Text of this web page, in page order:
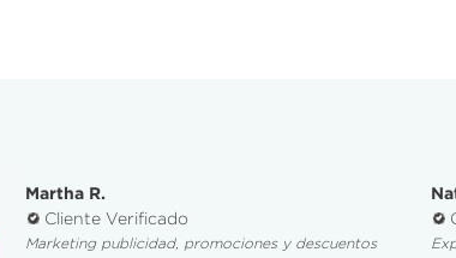
Martha R.
Cliente Verificado
Marketing publicidad, promociones y descuentos